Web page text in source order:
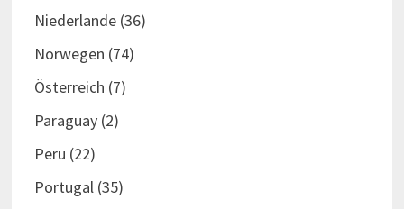
Niederlande(36)
Norwegen (74)
Österreich (7)
Paraguay(2)
Peru (22)
Portugal(35)